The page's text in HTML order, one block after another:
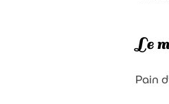
Le
Pain